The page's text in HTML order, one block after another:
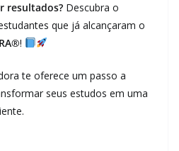
resultados? Descubra o
que já alcançaram o
!
te oferece um passo a
seus estudos em uma